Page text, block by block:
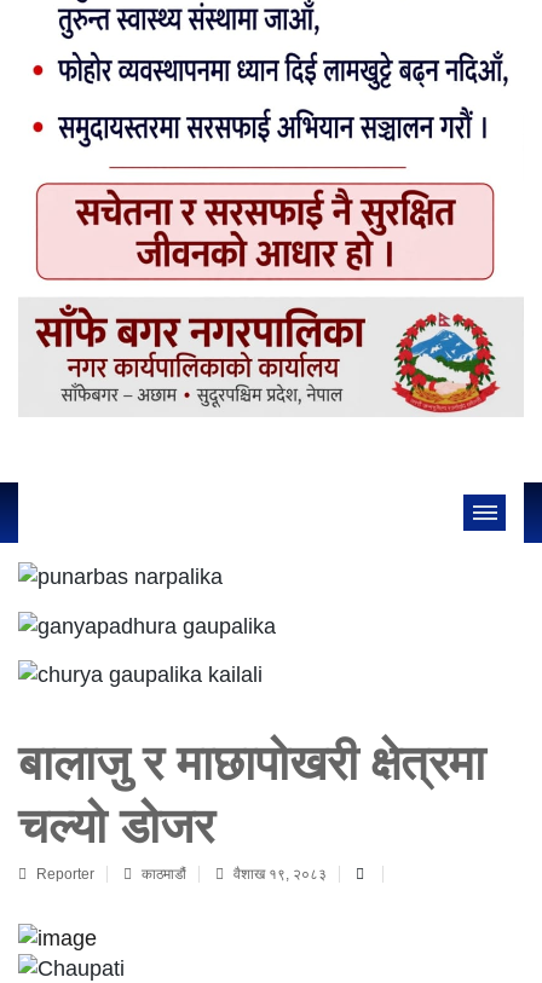
बालाजु र माछापोखरी क्षेत्रमा
चल्यो डोजर
Reporter काठमाडौं वैशाख १९, २०८३